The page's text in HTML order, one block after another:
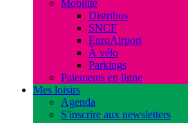
Mobilité
Distribus
SNCF
EuroAirport
À vélo
Parkings
Paiements en ligne
Mes loisirs
Agenda
S'inscrire aux newsletters